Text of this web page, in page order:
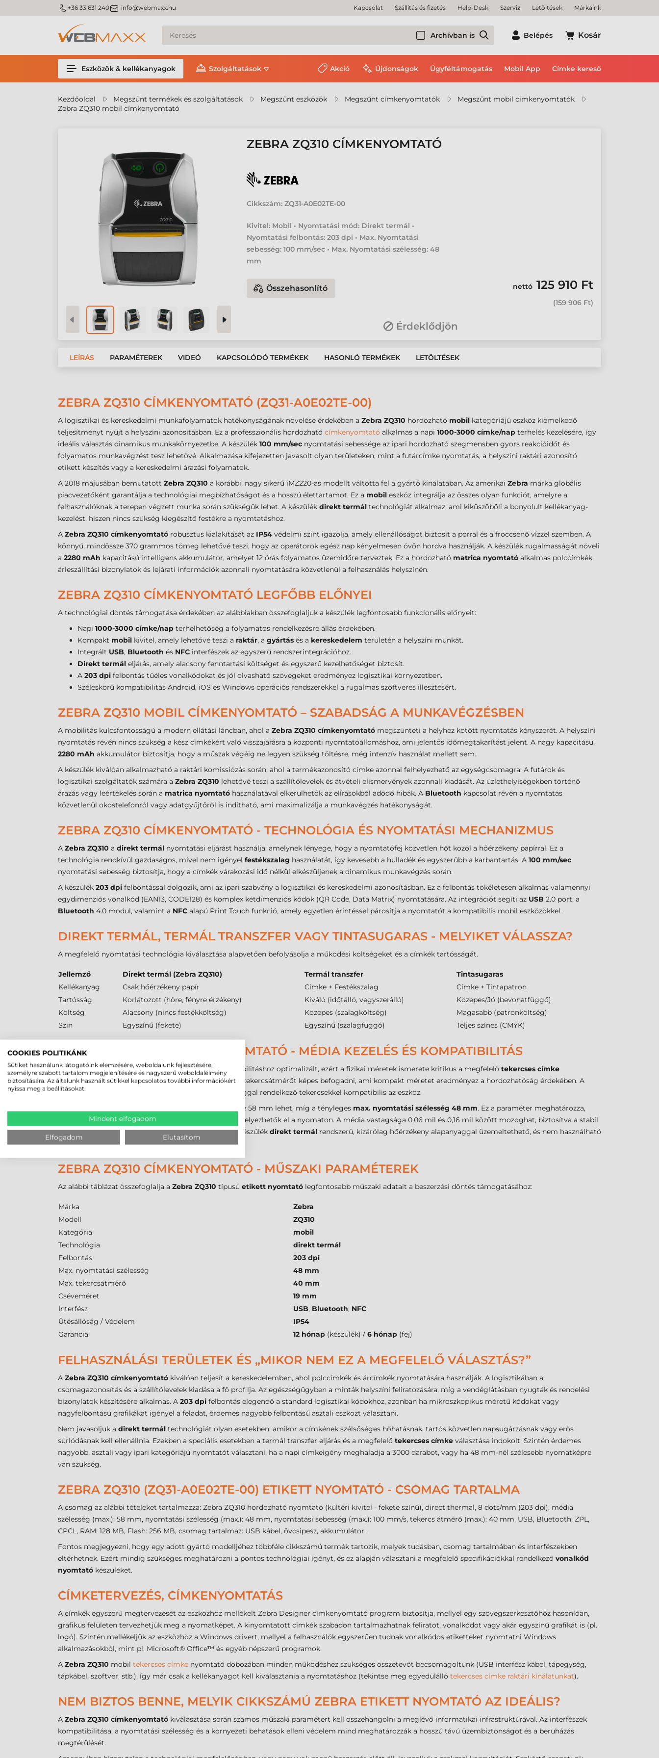
m_phone +36 33 631 240m_email info@webmaxx.hu Kapcsolat Szállítás és fizetés Help-Desk Szerviz Letöltések Márkáink
Archívban is Belépés Kosár
Eszközök & kellékanyagok Szolgáltatások Akció Újdonságok Ügyféltámogatás Mobil App Címke kereső
Kezdőoldal Megszűnt termékek és szolgáltatások Megszűnt eszközök Megszűnt címkenyomtatók
Megszűnt mobil címkenyomtatók
Zebra ZQ310 mobil címkenyomtató
ZEBRA ZQ310 CÍMKENYOMTATÓ
Cikkszám: ZQ31-A0E02TE-00
Kivitel: Mobil • Nyomtatási mód: Direkt termál •
Nyomtatási felbontás: 203 dpi • Max. Nyomtatási
sebesség: 100 mm/sec • Max. Nyomtatási szélesség: 48
mm
Összehasonlító nettó 125 910 Ft
(159 906 Ft)
Érdeklődjön
LEÍRÁS PARAMÉTEREK VIDEÓ KAPCSOLÓDÓ TERMÉKEK HASONLÓ TERMÉKEK LETÖLTÉSEK
ZEBRA ZQ310 CÍMKENYOMTATÓ (ZQ31-A0E02TE-00)
A logisztikai és kereskedelmi munkafolyamatok hatékonyságának növelése érdekében a Zebra ZQ310 hordozható mobil kategóriájú eszköz kiemelkedő
teljesítményt nyújt a helyszíni azonosításban. Ez a professzionális hordozható címkenyomtató alkalmas a napi 1000-3000 címke/nap terhelés kezelésére, így
ideális választás dinamikus munkakörnyezetbe. A készülék 100 mm/sec nyomtatási sebessége az ipari hordozható szegmensben gyors reakcióidőt és
folyamatos munkavégzést tesz lehetővé. Alkalmazása kifejezetten javasolt olyan területeken, mint a futárcímke nyomtatás, a helyszíni raktári azonosító
etikett készítés vagy a kereskedelmi árazási folyamatok.
A 2018 májusában bemutatott Zebra ZQ310 a korábbi, nagy sikerű iMZ220-as modellt váltotta fel a gyártó kínálatában. Az amerikai Zebra márka globális
piacvezetőként garantálja a technológiai megbízhatóságot és a hosszú élettartamot. Ez a mobil eszköz integrálja az összes olyan funkciót, amelyre a
felhasználóknak a terepen végzett munka során szükségük lehet. A készülék direkt termál technológiát alkalmaz, ami kiküszöböli a bonyolult kellékanyag-
kezelést, hiszen nincs szükség kiegészítő festékre a nyomtatáshoz.
A Zebra ZQ310 címkenyomtató robusztus kialakítását az IP54 védelmi szint igazolja, amely ellenállóságot biztosít a porral és a fröccsenő vízzel szemben. A
könnyű, mindössze 370 grammos tömeg lehetővé teszi, hogy az operátorok egész nap kényelmesen övön hordva használják. A készülék rugalmasságát növeli
a 2280 mAh kapacitású intelligens akkumulátor, amelyet 12 órás folyamatos üzemidőre terveztek. Ez a hordozható matrica nyomtató alkalmas polccímkék,
árleszállítási bizonylatok és lejárati információk azonnali nyomtatására közvetlenül a felhasználás helyszínén.
ZEBRA ZQ310 CÍMKENYOMTATÓ LEGFŐBB ELŐNYEI
A technológiai döntés támogatása érdekében az alábbiakban összefoglaljuk a készülék legfontosabb funkcionális előnyeit:
Napi 1000-3000 címke/nap terhelhetőség a folyamatos rendelkezésre állás érdekében.
Kompakt mobil kivitel, amely lehetővé teszi a raktár, a gyártás és a kereskedelem területén a helyszíni munkát.
Integrált USB, Bluetooth és NFC interfészek az egyszerű rendszerintegrációhoz.
Direkt termál eljárás, amely alacsony fenntartási költséget és egyszerű kezelhetőséget biztosít.
A 203 dpi felbontás tűéles vonalkódokat és jól olvasható szövegeket eredményez logisztikai környezetben.
Széleskörű kompatibilitás Android, iOS és Windows operációs rendszerekkel a rugalmas szoftveres illesztésért.
ZEBRA ZQ310 MOBIL CÍMKENYOMTATÓ – SZABADSÁG A MUNKAVÉGZÉSBEN
A mobilitás kulcsfontosságú a modern ellátási láncban, ahol a Zebra ZQ310 címkenyomtató megszünteti a helyhez kötött nyomtatás kényszerét. A helyszíni
nyomtatás révén nincs szükség a kész címkékért való visszajárásra a központi nyomtatóállomáshoz, ami jelentős időmegtakarítást jelent. A nagy kapacitású,
2280 mAh akkumulátor biztosítja, hogy a műszak végéig ne legyen szükség töltésre, még intenzív használat mellett sem.
A készülék kiválóan alkalmazható a raktári komissiózás során, ahol a termékazonosító címke azonnal felhelyezhető az egységcsomagra. A futárok és
logisztikai szolgáltatók számára a Zebra ZQ310 lehetővé teszi a szállítólevelek és átvételi elismervények azonnali kiadását. Az üzlethelyiségekben történő
árazás vagy leértékelés során a matrica nyomtató használatával elkerülhetők az elírásokból adódó hibák. A Bluetooth kapcsolat révén a nyomtatás
közvetlenül okostelefonról vagy adatgyűjtőről is indítható, ami maximalizálja a munkavégzés hatékonyságát.
ZEBRA ZQ310 CÍMKENYOMTATÓ - TECHNOLÓGIA ÉS NYOMTATÁSI MECHANIZMUS
A Zebra ZQ310 a direkt termál nyomtatási eljárást használja, amelynek lényege, hogy a nyomtatófej közvetlen hőt közöl a hőérzékeny papírral. Ez a
technológia rendkívül gazdaságos, mivel nem igényel festékszalag használatát, így kevesebb a hulladék és egyszerűbb a karbantartás. A 100 mm/sec
nyomtatási sebesség biztosítja, hogy a címkék várakozási idő nélkül elkészüljenek a dinamikus munkavégzés során.
A készülék 203 dpi felbontással dolgozik, ami az ipari szabvány a logisztikai és kereskedelmi azonosításban. Ez a felbontás tökéletesen alkalmas valamennyi
egydimenziós vonalkód (EAN13, CODE128) és komplex kétdimenziós kódok (QR Code, Data Matrix) nyomtatására. Az integrációt segíti az USB 2.0 port, a
Bluetooth 4.0 modul, valamint a NFC alapú Print Touch funkció, amely egyetlen érintéssel párosítja a nyomtatót a kompatibilis mobil eszközökkel.
DIREKT TERMÁL, TERMÁL TRANSZFER VAGY TINTASUGARAS - MELYIKET VÁLASSZA?
A megfelelő nyomtatási technológia kiválasztása alapvetően befolyásolja a működési költségeket és a címkék tartósságát.
Jellemző Direkt termál (Zebra ZQ310) Termál transzfer
Tintasugaras
Kellékanyag
Csak hőérzékeny papír Címke + Festékszalag
Címke + Tintapatron
Tartósság
Korlátozott (hőre, fényre érzékeny) Kiváló (időtálló, vegyszerálló)
Közepes/Jó (bevonatfüggő)
Költség
Alacsony (nincs festékköltség) Közepes (szalagköltség)
Magasabb (patronköltség)
Szín
Egyszínű (fekete) Egyszínű (szalagfüggő) Teljes színes (CMYK)
ZEBRA ZQ310 VONALKÓD NYOMTATÓ - MÉDIA KEZELÉS ÉS KOMPATIBILITÁS
AZebra ZQ310 címkenyomtató média kezelése a mobilitáshoz optimalizált, ezért a fizikai méretek ismerete kritikus a megfelelő tekercses címke
kiválasztásához. A nyomtató40 mmmaximális külső tekercsátmérőt képes befogadni, ami kompakt méretet eredményez a hordozhatóság érdekében. A
belső cséveméret tekintetében a
átmérőjű maggal rendelkező tekercsekkel kompatibilis az eszköz.
maximális szélessége 58 mm lehet, míg a tényleges max. nyomtatási szélesség 48 mm. Ez a paraméter meghatározza,
hogy milyen méretű vonalkódok és szöveges adatok helyezhetők el a nyomaton. A média vastagsága 0,06 mil és 0,16 mil között mozoghat, biztosítva a stabil
papírtovábbítást. Fontos megjegyezni, hogy mivel a készülék direkt termál rendszerű, kizárólag hőérzékeny alapanyaggal üzemeltethető, és nem használható
hozzáfestékszalag .
ZEBRA ZQ310 CÍMKENYOMTATÓ - MŰSZAKI PARAMÉTEREK
Az alábbi táblázat összefoglalja a Zebra ZQ310 típusú etikett nyomtató legfontosabb műszaki adatait a beszerzési döntés támogatásához:
Márka
Zebra
Modell
ZQ310
Kategória
mobil
Technológia
direkt termál
Felbontás
203 dpi
Max. nyomtatási szélesség
48 mm
Max. tekercsátmérő
40 mm
Cséveméret
19 mm
Interfész
USB, Bluetooth, NFC
Ütésállóság / Védelem
IP54
Garancia
12 hónap (készülék) / 6 hónap (fej)
FELHASZNÁLÁSI TERÜLETEK ÉS „MIKOR NEM EZ A MEGFELELŐ VÁLASZTÁS?”
A Zebra ZQ310 címkenyomtató kiválóan teljesít a kereskedelemben, ahol polccímkék és árcímkék nyomtatására használják. A logisztikában a
csomagazonosítás és a szállítólevelek kiadása a fő profilja. Az egészségügyben a minták helyszíni feliratozására, míg a vendéglátásban nyugták és rendelési
bizonylatok készítésére alkalmas. A 203 dpi felbontás elegendő a standard logisztikai kódokhoz, azonban ha mikroszkopikus méretű kódokat vagy
nagyfelbontású grafikákat igényel a feladat, érdemes nagyobb felbontású asztali eszközt választani.
Nem javasoljuk a direkt termál technológiát olyan esetekben, amikor a címkének szélsőséges hőhatásnak, tartós közvetlen napsugárzásnak vagy erős
súrlódásnak kell ellenállnia. Ezekben a speciális esetekben a termál transzfer eljárás és a megfelelő tekercses címke választása indokolt. Szintén érdemes
nagyobb, asztali vagy ipari kategóriájú nyomtatót választani, ha a napi címkeigény meghaladja a 3000 darabot, vagy ha 48 mm-nél szélesebb nyomatképre
van szükség.
ZEBRA ZQ310 (ZQ31-A0E02TE-00) ETIKETT NYOMTATÓ - CSOMAG TARTALMA
A csomag az alábbi tételeket tartalmazza: Zebra ZQ310 hordozható nyomtató (kültéri kivitel - fekete színű), direct thermal, 8 dots/mm (203 dpi), média
szélesség (max.): 58 mm, nyomtatási szélesség (max.): 48 mm, nyomtatási sebesség (max.): 100 mm/s, tekercs átmérő (max.): 40 mm, USB, Bluetooth, ZPL,
CPCL, RAM: 128 MB, Flash: 256 MB, csomag tartalmaz: USB kábel, övcsipesz, akkumulátor.
Fontos megjegyezni, hogy egy adott gyártó modelljéhez többféle cikkszámú termék tartozik, melyek tudásban, csomag tartalmában és interfészekben
eltérhetnek. Ezért mindig szükséges meghatározni a pontos technológiai igényt, és ez alapján választani a megfelelő specifikációkkal rendelkező vonalkód
nyomtató készüléket.
CÍMKETERVEZÉS, CÍMKENYOMTATÁS
A címkék egyszerű megtervezését az eszközhöz mellékelt Zebra Designer címkenyomtató program biztosítja, mellyel egy szövegszerkesztőhöz hasonlóan,
grafikus felületen tervezhetjük meg a nyomatképet. A kinyomtatott címkék szabadon tartalmazhatnak feliratot, vonalkódot vagy akár egyszínű grafikát is (pl.
logó). Szintén mellékeljük az eszközhöz a Windows drivert, mellyel a felhasználók egyszerűen tudnak vonalkódos etiketteket nyomtatni Windows
alkalmazásokból, mint pl. Microsoft® Office™ és egyéb népszerű programok.
A Zebra ZQ310 mobil tekercses címke nyomtató dobozában minden működéshez szükséges összetevőt becsomagoltunk (USB interfész kábel, tápegység,
tápkábel, szoftver, stb.), így már csak a kellékanyagot kell kiválasztania a nyomtatáshoz (tekintse meg egyedülálló tekercses címke raktári kínálatunkat).
NEM BIZTOS BENNE, MELYIK CIKKSZÁMÚ ZEBRA ETIKETT NYOMTATÓ AZ IDEÁLIS?
A Zebra ZQ310 címkenyomtató kiválasztása során számos műszaki paramétert kell összehangolni a meglévő informatikai infrastruktúrával. Az interfészek
kompatibilitása, a nyomtatási szélesség és a környezeti behatások elleni védelem mind meghatározzák a hosszú távú üzembiztonságot és a beruházás
megtérülését.
COOKIES POLITIKÁNK
Sütiket használunk látogatóink elemzésére, weboldalunk fejlesztésére,
személyre szabott tartalom megjelenítésére és nagyszerű weboldalélmény
biztosítására. Az általunk használt sütikkel kapcsolatos további információkért
nyissa meg a beállításokat.
Mindent elfogadom
Elfogadom Elutasítom